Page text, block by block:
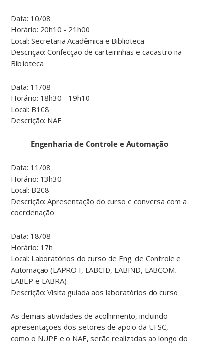
Data: 10/08
Horário: 20h10 - 21h00
Local: Secretaria Acadêmica e Biblioteca
Descrição: Confecção de carteirinhas e cadastro na
Biblioteca
Data: 11/08
Horário: 18h30 - 19h10
Local: B108
Descrição: NAE
Engenharia de Controle e Automação
Data: 11/08
Horário: 13h30
Local: B208
Descrição: Apresentação do curso e conversa com a
coordenação
Data: 18/08
Horário: 17h
Local: Laboratórios do curso de Eng. de Controle e
Automação (LAPRO I, LABCID, LABIND, LABCOM,
LABEP e LABRA)
Descrição: Visita guiada aos laboratórios do curso
As demais atividades de acolhimento, incluindo
apresentações dos setores de apoio da UFSC,
como o NUPE e o NAE, serão realizadas ao longo do